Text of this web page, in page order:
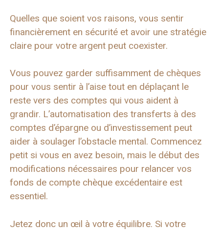
Quelles que soient vos raisons, vous sentir
financièrement en sécurité et avoir une stratégie
claire pour votre argent peut coexister.
Vous pouvez garder suffisamment de chèques
pour vous sentir à l’aise tout en déplaçant le
reste vers des comptes qui vous aident à
grandir. L’automatisation des transferts à des
comptes d’épargne ou d’investissement peut
aider à soulager l’obstacle mental. Commencez
petit si vous en avez besoin, mais le début des
modifications nécessaires pour relancer vos
fonds de compte chèque excédentaire est
essentiel.
Jetez donc un œil à votre équilibre. Si votre